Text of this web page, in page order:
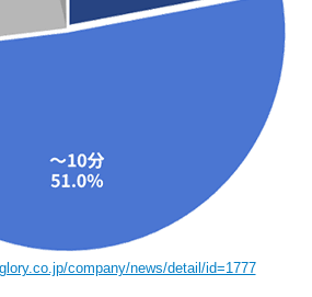
company/news/detail/id=1777